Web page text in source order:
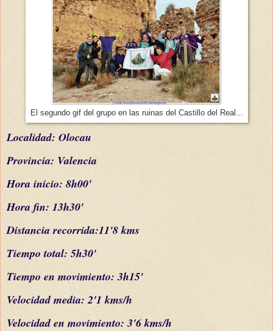
El segundo gif del grupo en las ruinas del Castillo del Real...
Localidad: Olocau
Provincia: Valencia
Hora inicio: 8h00'
Hora fin: 13h30'
Distancia recorrida:11'8 kms
Tiempo total: 5h30'
Tiempo en movimiento: 3h15'
Velocidad media: 2'1 kms/h
Velocidad en movimiento: 3'6 kms/h